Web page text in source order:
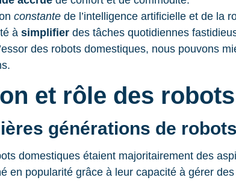
constante de l’intelligence artificielle et de la
à simplifier des tâches quotidiennes
des robots domestiques, nous pouvons
et rôle des
générations de robots
domestiques étaient majoritairement des
en popularité grâce à leur capacité à gérer